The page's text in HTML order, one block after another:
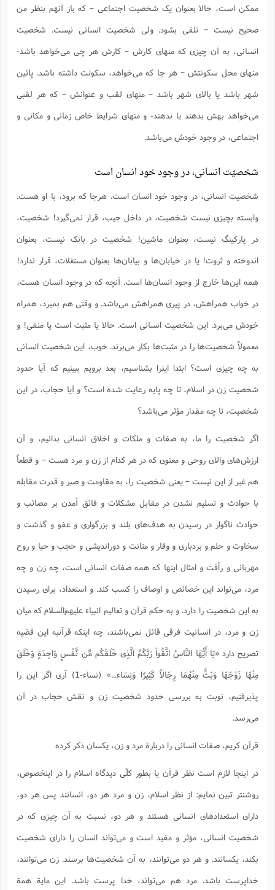
ممکن است، حالا بعنوان یک شخصیت اجتماعی – که باز آنهم بنظر من
صحیح نیست – تلقی بشود. ولی شخصیت انسانی نیست. شخصیت
انسانی، به آن چیزی که منهای کارش – کارش هر چی می‌خواهد باشد-
منهای محل سکونتش – هر جا که می‌خواهد، سکونت داشته باشد. پائین
شهر باشد یا بالای شهر باشد – منهای لقب و عنوانش – که هر لقبی
می‌خواهد بهش بدهند یا ندهند- و منهای شرایط خاص زمانی و مکانی و
اجتماعی، در وجود خودش می‌باشد.
شخصیّت انسانی، در وجود خود انسان است
شخصیت انسانی، در وجود خود انسان است. هرجا که برود، با او هست.
وابسته بچیزی نیست شخصیت، در داخل جیب، قرار نمی‌گیرد! شخصیت،
در پارکینگ نیست، بعنوان ماشین! شخصیت در بانک نیست، بعنوان
اندوخته و ثروت! یا در خیابان‌ها و بیابان‌ها بعنوان مستغلات، قرار ندارد!
همه این‌ها خارج از وجود انسان‌ها است. آنچه که در وجود انسان هست،
در خواب همراهش، در پیری همراهش می‌باشد. و وقتی هم بمیرد، همراه
خودش می‌برد. این شخصیت انسانی است. حالا یا مثبت است یا منفی! و
معمولاً شخصیت‌ها را در مثبت‌ها بکار می‌برند. خوب، این شخصیت انسانی
به چه چیزی است؟ ابتدا اینرا بشناسیم، بعد برویم ببینیم که آیا حدود
شخصیت زن در اسلام، تا چه پایه رعایت شده است؟ و آیا حجاب، در این
شخصیت، تا چه مقدار مؤثر می‌باشد؟
اگر شخصیت را ما، به صفات و ملکات و اخلاق انسانی بدانیم، و آن
ارزش‌های والای روحی و معنوی که در هر کدام از زن و مرد هست – و قطعاً
هم غیر از این نیست – یعنی شخصیت را، به مقاومت و صبر و قدرت مقابله
با حوادث و تسلیم نشدن در مقابل مشکلات و فائق آمدن بر مصائب و
حوادث ناگوار در رسیدن به هدف‌های بلند و بزرگواری و عفو و گذشت و
سخاوت و حلم و بردباری و وقار و متانت و دوراندیشی و حجب و حیا و روح
مهربانی و رأفت و امثال اینها که همه صفات انسانی است، چه زن و چه
مرد، می‌تواند این خصائص و اوصاف را کسب کند. و استعداد، برای رسیدن
به این شخصیت را دارد. و به حکم قرآن و تعالیم انبیاء علیهم‌السلام که میان
زن و مرد، در انسانیت فرقی قائل نمی‌باشند، چه اینکه قرآنبه این قضیه
تصریح دارد «یَا أَیُّهَا النَّاسُ اتَّقُواْ رَبَّکُمُ الَّذِی خَلَقَکُم مِّن نَّفْسٍ وَاحِدَةٍ وَخَلَقَ
مِنْهَا زَوْجَهَا وَبَثَّ مِنْهُمَا رِجَالاً کَثِیرًا وَنِسَاء...» (نساء-1) آری اگر این را
پذیرفتیم، نوبت به بررسی حدود شخصیت زن و نقش حجاب در آن
می‌رسد.
قرآن کریم، صفات انسانی را دربارة مرد و زن، یکسان ذکر کرده
در اینجا لازم است نظر قرآن یا بطور کلّی دیدگاه اسلام را در اینخصوص،
روشنتر تبین نمایم: از نظر اسلام، زن و مرد هر دو، انسانند پس هر دو،
دارای استعدادهای انسانی هستند و هر دو، نسبت به آن چیزی که در
شخصیت انسانی، مؤثر و مفید است و می‌تواند انسان را دارای شخصیت
بکند، یکسانند. و هر دو می‌توانند، به آن شخصیت‌ها برسند. زن می‌توانند،
خداپرست باشد. مرد هم می‌تواند، خدا پرست باشد. این مایة همة